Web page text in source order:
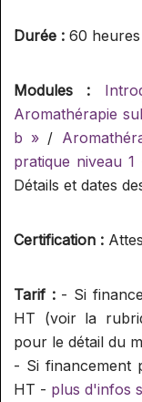
Durée : 60
Modules :
Aromathérapie
b » /
pratique niveau
Détails et dates
Certification :
Tarif : - Si
HT (voir la
pour le détail du
- Si financement
HT - plus d'infos